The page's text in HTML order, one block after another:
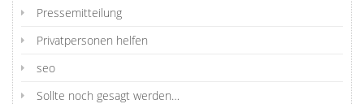
Pressemitteilung
Privatpersonen helfen
seo
Sollte noch gesagt werden…